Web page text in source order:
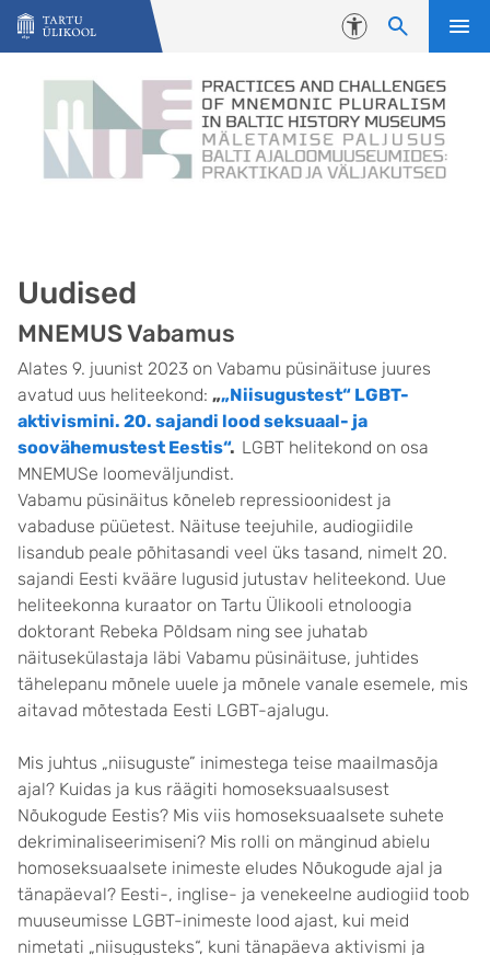
Liigu edasi põhisisu juurde
Juurdepääsetavus
Uudised
MNEMUS Vabamus
Alates 9. juunist 2023 on Vabamu püsinäituse juures
avatud uus heliteekond: „„Niisugustest“ LGBT-
aktivismini. 20. sajandi lood seksuaal- ja
soovähemustest Eestis“. LGBT helitekond on osa
MNEMUSe loomeväljundist.
Vabamu püsinäitus kõneleb repressioonidest ja
vabaduse püüetest. Näituse teejuhile, audiogiidile
lisandub peale põhitasandi veel üks tasand, nimelt 20.
sajandi Eesti kvääre lugusid jutustav heliteekond. Uue
heliteekonna kuraator on Tartu Ülikooli etnoloogia
doktorant Rebeka Põldsam ning see juhatab
näitusekülastaja läbi Vabamu püsinäituse, juhtides
tähelepanu mõnele uuele ja mõnele vanale esemele, mis
aitavad mõtestada Eesti LGBT-ajalugu.
Mis juhtus „niisuguste” inimestega teise maailmasõja
ajal? Kuidas ja kus räägiti homoseksuaalsusest
Nõukogude Eestis? Mis viis homoseksuaalsete suhete
dekriminaliseerimiseni? Mis rolli on mänginud abielu
homoseksuaalsete inimeste eludes Nõukogude ajal ja
tänapäeval? Eesti-, inglise- ja venekeelne audiogiid toob
muuseumisse LGBT-inimeste lood ajast, kui meid
nimetati „niisugusteks“, kuni tänapäeva aktivismi ja